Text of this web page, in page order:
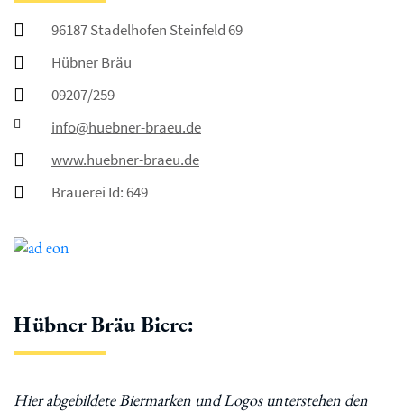
96187 Stadelhofen Steinfeld 69
Hübner Bräu
09207/259
info@huebner-braeu.de
www.huebner-braeu.de
Brauerei Id: 649
Hübner Bräu Biere: